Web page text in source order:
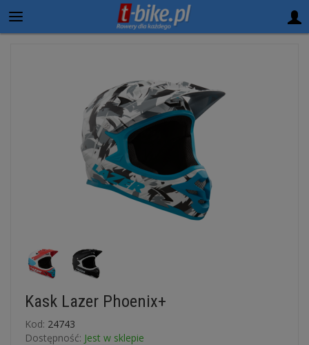
Kask Lazer Phoenix+
Kod: 24743
Dostępność: Jest w sklepie